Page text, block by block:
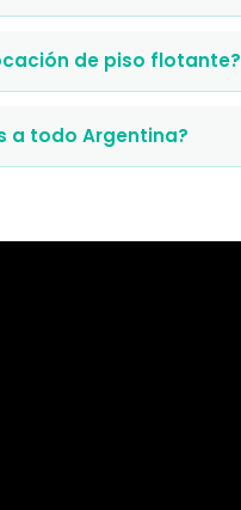
de piso flotante?
a todo Argentina?